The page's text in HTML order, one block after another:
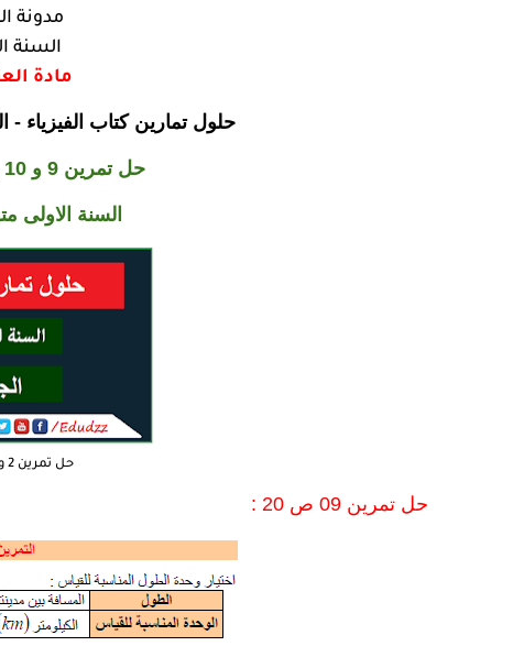
مدونة
السنة
مادة
حلول تمارين كتاب الفيزياء -
حل تمرين 9 و 10 و 11 ص 20 في الفيزياء
السنة الاولى
حل تمرين 2 و 3 ص 20 في الفيزياء
حل تمرين 09 ص 20 :